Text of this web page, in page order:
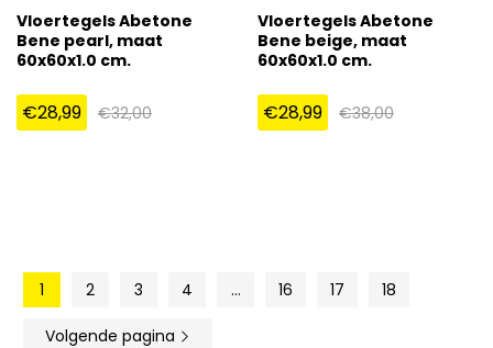
Vloertegels Abetone
Bene pearl, maat
60x60x1.0 cm.
€28,99 €32,00
Vloertegels Abetone
Bene beige, maat
60x60x1.0 cm.
€28,99 €38,00
1 2 3 4 … 16 17 18
Volgende pagina